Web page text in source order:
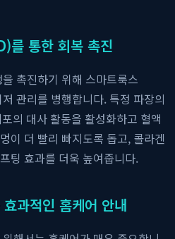
를 통한 회복 촉진
촉진하기 위해 스마트룩스
관리를 병행합니다. 특정 파장의
의 대사 활동을 활성화하고 혈액
이 더 빨리 빠지도록 돕고, 콜라겐
팅 효과를 더욱 높여줍니다.
과적인 홈케어 안내